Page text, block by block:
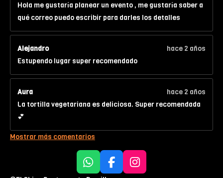
Hola me gustaría planear un evento , me gustaría saber a
qué correo puedo escribir para darles los detalles
Alejandro
hace 2 años
Estupendo lugar super recomendado
Aura
hace 2 años
La tortilla vegetariana es deliciosa. Super recomendada
💕
Mostrar más comentarios
W
F
I